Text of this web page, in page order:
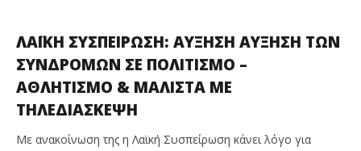
ΛΑΪΚΗ ΣΥΣΠΕΙΡΩΣΗ: ΑΥΞΗΣΗ ΑΥΞΗΣΗ ΤΩΝ
ΣΥΝΔΡΟΜΩΝ ΣΕ ΠΟΛΙΤΙΣΜΟ –
ΑΘΛΗΤΙΣΜΟ & ΜΑΛΙΣΤΑ ΜΕ
ΤΗΛΕΔΙΑΣΚΕΨΗ
Με ανακοίνωση της η Λαϊκή Συσπείρωση κάνει λόγο για